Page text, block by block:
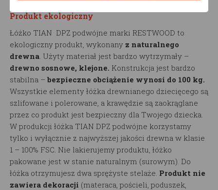
Produkt ekologiczny
Łóżko TIAN DPZ podwójne marki RESTWOOD to
ekologiczny produkt, wykonany z naturalnego
drewna. Użyty materiał jest bardzo wytrzymały –
drewno sosnowe, klejone. Konstrukcja jest bardzo
stabilna – bezpieczne obciążenie wynosi do 100 kg.
Wszystkie elementy łóżka drewnianego dziecięcego są
szlifowane i polerowane, a krawędzie są zaokrąglane
przez co produkt jest bezpieczny dla Twojego dziecka.
W produkcji łóżka TIAN DPZ podwójne korzystamy
tylko i wyłącznie z najwyższej jakości drewna w klasie
1 – 100% FSC. Nie lakierujemy produktu, łóżko
pakowane jest w stanie naturalnym (surowym). Do
łóżka otrzymujesz dwa sprężyste stelaże. Produkt nie
zawiera dekoracji (materaca, pościeli, poduszek,